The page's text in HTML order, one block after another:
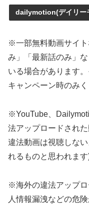
dailymotion(デイリー
※一部無料動画サイ
み」「最新話のみ」
いる場合があります
キャンペーン時のみ
※YouTube、
法アップロードされ
違法動画は視聴しな
れるものと思われます)
※海外の違法アップ
人情報漏洩などの危